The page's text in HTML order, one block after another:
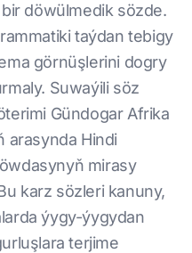
döwülmedik sözde.
taýdan tebigy
görnüşlerini dogry
Suwaýili söz
Gündogar Afrika
arasynda Hindi
mirasy
karz sözleri kanuny,
ýygy-ýygydan
terjime